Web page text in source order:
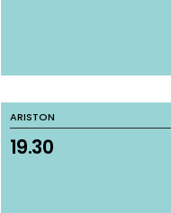
ARISTON
19.30
ARISTON
19.30